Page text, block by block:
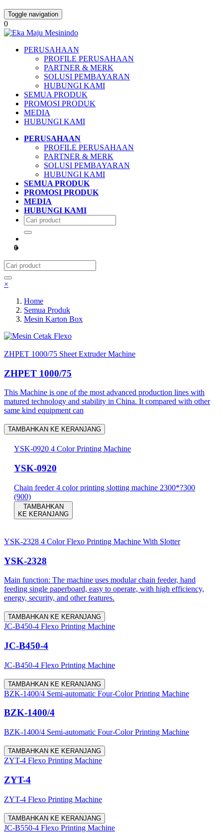
Toggle navigation
0
PERUSAHAAN
PROFILE PERUSAHAAN
PARTNER & MERK
SOLUSI PEMBAYARAN
HUBUNGI KAMI
SEMUA PRODUK
PROMOSI PRODUK
MEDIA
HUBUNGI KAMI
PERUSAHAAN
PROFILE PERUSAHAAN
PARTNER & MERK
SOLUSI PEMBAYARAN
HUBUNGI KAMI
SEMUA PRODUK
PROMOSI PRODUK
MEDIA
HUBUNGI KAMI
0
×
Home
Semua Produk
Mesin Karton Box
Mesin Cetak Flexo
ZHPET 1000/75 Sheet Extruder Machine
ZHPET 1000/75
This Machine is one of the most advanced production lines with
matured technology and stability in China. It compared with other
same kind equipment can
TAMBAHKAN KE KERANJANG
YSK-0920 4 Color Printing Machine
YSK-0920
Chain feeder 4 color printing slotting machine 2300*?300
(900)
TAMBAHKAN
KE KERANJANG
YSK-2328 4 Color Flexo Printing Machine With Slotter
YSK-2328
Main function: The machine uses modular chain feeder, hand
feeding single paperboard, easy to operate, with high efficiency,
energy, security, and other features.
TAMBAHKAN KE KERANJANG
JC-B450-4 Flexo Printing Machine
JC-B450-4
JC-B450-4 Flexo Printing Machine
TAMBAHKAN KE KERANJANG
BZK-1400/4 Semi-automatic Four-Color Printing Machine
BZK-1400/4
BZK-1400/4 Semi-automatic Four-Color Printing Machine
TAMBAHKAN KE KERANJANG
ZYT-4 Flexo Printing Machine
ZYT-4
ZYT-4 Flexo Printing Machine
TAMBAHKAN KE KERANJANG
JC-B550-4 Flexo Printing Machine